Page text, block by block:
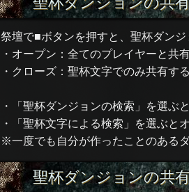
祭壇で■ボタンを押すと、聖杯ダン
・オープン：全てのプレイヤーと共
・クローズ：聖杯文字でのみ共有する
・「聖杯ダンジョンの検索」を選ぶ
・「聖杯文字による検索」を選ぶと
※一度でも自分が作ったことのある
聖杯ダンジョンの共